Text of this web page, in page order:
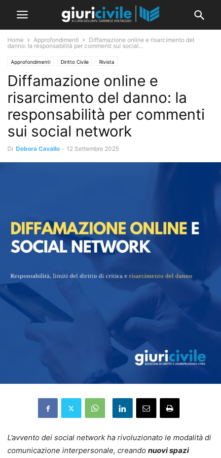
Home Approfondimenti
Diffamazione online e risarcimento del
danno: la responsabilità per commenti sui social...
Approfondimenti Diritto Civile Rivista
Diffamazione online e
risarcimento del danno: la
responsabilità per commenti
sui social network
Di Debora Cavallo - 12 Settembre 2025
L’avvento dei social network ha rivoluzionato le modalità di
comunicazione interpersonale, creando nuovi spazi